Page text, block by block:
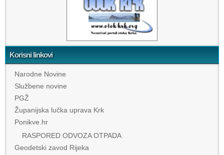
Korisni linkovi
Narodne Novine
Službene novine
PGŽ
Županijska lučka uprava Krk
Ponikve.hr
RASPORED ODVOZA OTPADA
Geodetski zavod Rijeka